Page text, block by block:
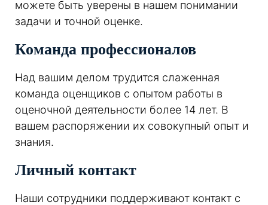
можете быть уверены в нашем понимании
задачи и точной оценке.
Команда профессионалов
Над вашим делом трудится слаженная
команда оценщиков с опытом работы в
оценочной деятельности более 14 лет. В
вашем распоряжении их совокупный опыт и
знания.
Личный контакт
Наши сотрудники поддерживают контакт с